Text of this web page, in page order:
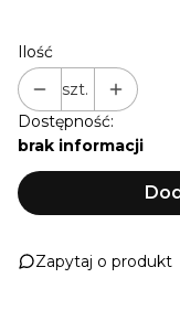
Ilość
szt.
Dostępność:
brak informacji
Zapytaj o produkt